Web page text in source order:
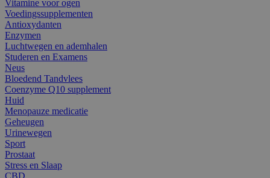
Vitamine voor ogen
Voedingssupplementen
Antioxydanten
Enzymen
Luchtwegen en ademhalen
Studeren en Examens
Neus
Bloedend Tandvlees
Coenzyme Q10 supplement
Huid
Menopauze medicatie
Geheugen
Urinewegen
Sport
Prostaat
Stress en Slaap
CBD